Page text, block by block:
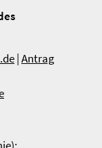
|Antrag